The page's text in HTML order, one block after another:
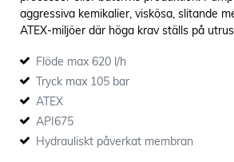
aggressiva kemikalier, viskösa, slitande
ATEX-miljöer där höga krav ställs på
miljö.Flöde max 620 l/h
Tryck max 105 bar
ATEX
API675
Hydrauliskt påverkat membran